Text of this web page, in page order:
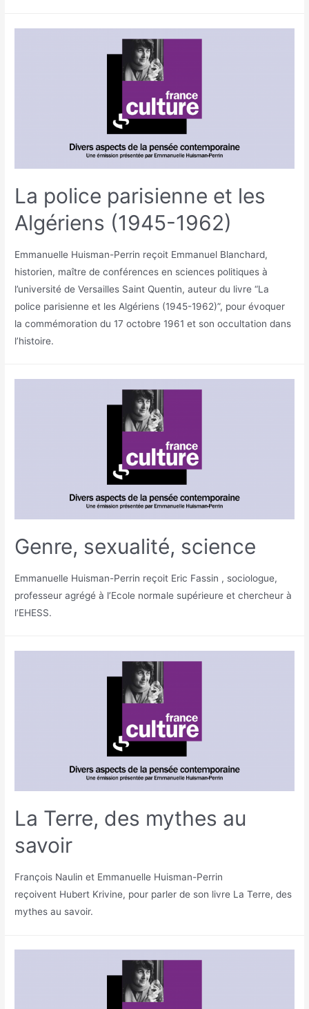
La police parisienne et les
Algériens (1945-1962)
Emmanuelle Huisman-Perrin reçoit Emmanuel Blanchard,
historien, maître de conférences en sciences politiques à
l’université de Versailles Saint Quentin, auteur du livre “La
police parisienne et les Algériens (1945-1962)”, pour évoquer
la commémoration du 17 octobre 1961 et son occultation dans
l’histoire.
Genre, sexualité, science
Emmanuelle Huisman-Perrin reçoit Eric Fassin , sociologue,
professeur agrégé à l’Ecole normale supérieure et chercheur à
l’EHESS.
La Terre, des mythes au
savoir
François Naulin et Emmanuelle Huisman-Perrin
reçoivent Hubert Krivine, pour parler de son livre La Terre, des
mythes au savoir.